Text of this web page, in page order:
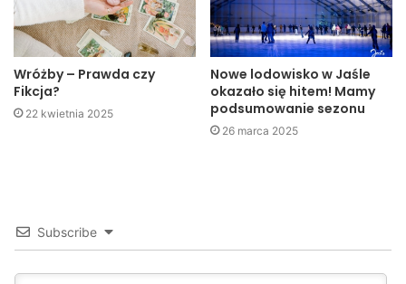
także nabyte umiejętności poprzez uczestnictwo w
różnych szkoleniach i kursach, m.in. w kursie języka
migowego, czy też w II Międzynarodowej Letniej Szkole
Gospodarki Społecznej, co jest niewątpliwym atutem w
pracy socjalnej.
Wróżby – Prawda czy
Fikcja?
22 kwietnia 2025
Nowe lodowisko w Jaśle
okazało się hitem! Mamy
podsumowanie sezonu
26 marca 2025
Subscribe